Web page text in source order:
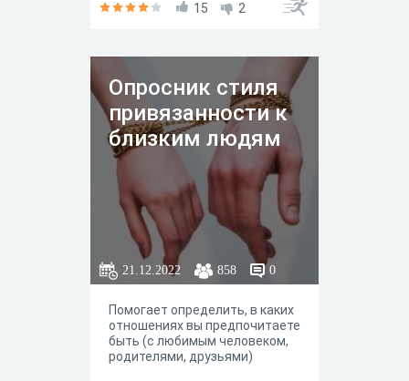
в общественной жизни
15 2
Опросник стиля
привязанности к
близким людям
21.12.2022 858 0
Помогает определить, в каких
отношениях вы предпочитаете
быть (с любимым человеком,
родителями, друзьями)